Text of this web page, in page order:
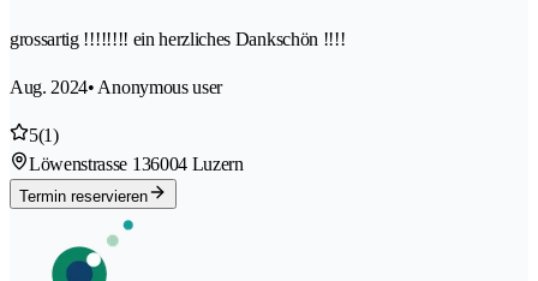
grossartig !!!!!!!! ein herzliches Dankschön !!!!
Aug. 2024• Anonymous user
5(1)
Löwenstrasse 136004 Luzern
Termin reservieren